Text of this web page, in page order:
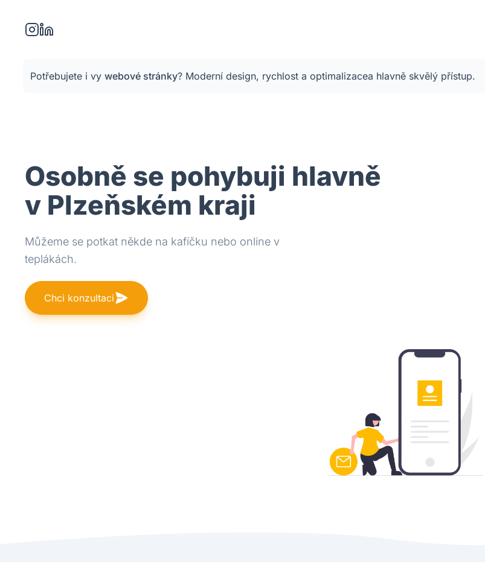
Potřebujete i vy webové stránky? Moderní design, rychlosta optimalizacea hlavně skvělý přístup.
Osobně se pohybuji hlavně
v Plzeňském kraji
Můžeme se potkat někde na kafíčku nebo online v
teplákách.
Chci konzultaci